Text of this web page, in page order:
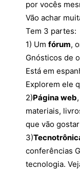
por vocês
Vão achar
Tem 3 partes:
1) Um fórum,
Gnósticos de
Está em
Explorem ele
2)Página web
materiais,
que vão
3)
conferências
tecnologia.